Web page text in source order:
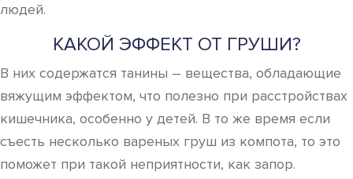
людей.
КАКОЙ ЭФФЕКТ ОТ ГРУШИ?
В них содержатся танины – вещества, обладающие
вяжущим эффектом, что полезно при расстройствах
кишечника, особенно у детей. В то же время если
съесть несколько вареных груш из компота, то это
поможет при такой неприятности, как запор.